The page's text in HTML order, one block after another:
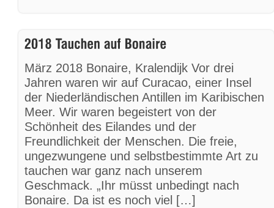
März 2018 Bonaire, Kralendijk Vor drei
Jahren waren wir auf Curacao, einer Insel
der Niederländischen Antillen im Karibischen
Meer. Wir waren begeistert von der
Schönheit des Eilandes und der
Freundlichkeit der Menschen. Die freie,
ungezwungene und selbstbestimmte Art zu
tauchen war ganz nach unserem
Geschmack. „Ihr müsst unbedingt nach
Bonaire. Da ist es noch viel […]